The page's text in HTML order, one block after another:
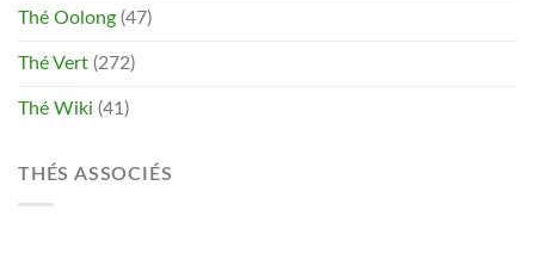
Thé Oolong (47)
Thé Vert (272)
Thé Wiki (41)
THÉS ASSOCIÉS